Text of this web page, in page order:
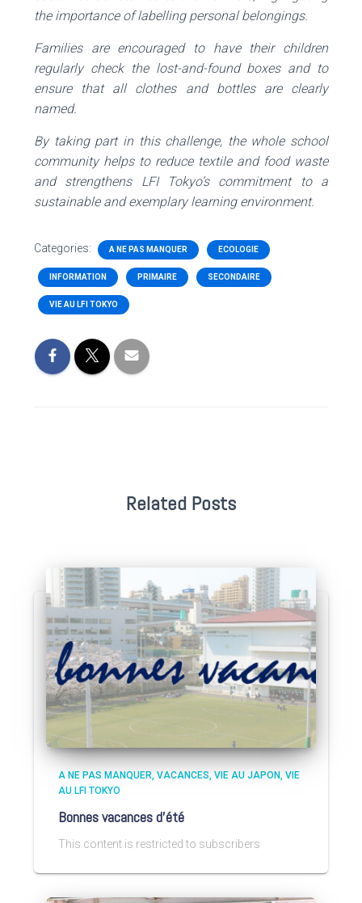
the importance of labelling personal belongings.
Families are encouraged to have their children
regularly check the lost-and-found boxes and to
ensure that all clothes and bottles are clearly
named.
By taking part in this challenge, the whole school
community helps to reduce textile and food waste
and strengthens LFI Tokyo’s commitment to a
sustainable and exemplary learning environment.
Categories: A NE PAS MANQUER ECOLOGIE
INFORMATION PRIMAIRE SECONDAIRE
VIE AU LFI TOKYO
Related Posts
A NE PAS MANQUER VACANCES VIE AU JAPON VIE
AU LFI TOKYO
Bonnes vacances d’été
This content is restricted to subscribers